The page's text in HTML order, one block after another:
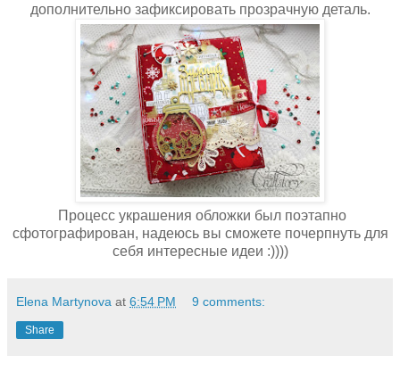
дополнительно зафиксировать прозрачную деталь.
Процесс украшения обложки был поэтапно
сфотографирован, надеюсь вы сможете почерпнуть для
себя интересные идеи :))))
Elena Martynova at 6:54 PM 9 comments:
Share